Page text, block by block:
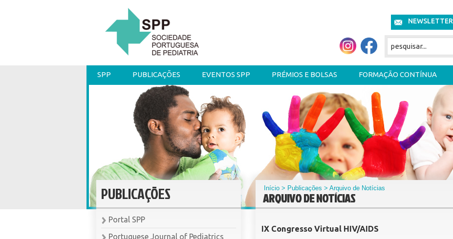
NEWSLETTER
SPP PUBLICAÇÕES EVENTOS SPP PRÉMIOS E BOLSAS FORMAÇÃO CONTÍNUA
PUBLICAÇÕES
Portal SPP
Portuguese Journal of Pediatrics
Início > Publicações > Arquivo de Notícias
ARQUIVO DE NOTÍCIAS
IX Congresso Virtual HIV/AIDS